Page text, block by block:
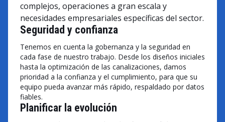
complejos, operaciones a gran escala y
necesidades empresariales específicas del sector.
Seguridad y confianza
Tenemos en cuenta la gobernanza y la seguridad en
cada fase de nuestro trabajo. Desde los diseños iniciales
hasta la optimización de las canalizaciones, damos
prioridad a la confianza y el cumplimiento, para que su
equipo pueda avanzar más rápido, respaldado por datos
fiables.
Planificar la evolución